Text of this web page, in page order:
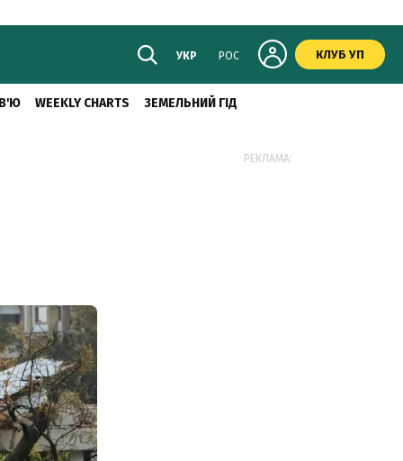
УКР РОС КЛУБ УП
WEEKLY CHARTS ЗЕМЕЛЬНИЙ ГІД
РЕКЛАМА: